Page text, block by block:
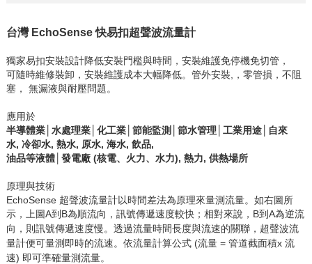
台灣 EchoSense 快易扣超聲波流量計
獨家易扣安裝設計降低安裝門檻與時間，安裝維護免停機免切管，
可隨時維修裝卸，安裝維護成本大幅降低。管外安裝,，零管損，不阻
塞， 無漏液與耐壓問題。
應用於
半導體業│水處理業│化工業│節能監測│節水管理│工業用途│自來
水, 冷卻水, 熱水, 原水, 海水, 飲品,
油品等液體│發電廠(核電、火力、水力), 熱力, 供熱場所
原理與技術
EchoSense 超聲波流量計以時間差法為原理來量測流量。如右圖所
示，上圖A到B為順流向，訊號傳遞速度較快；相對來說， B到A為逆流
向，則訊號傳遞速度慢。透過流量時間長度與流速的關聯，超聲波流
量計便可量測即時的流速。依流量計算公式 (流量 = 管道截面積x 流
速) 即可準確量測流量。